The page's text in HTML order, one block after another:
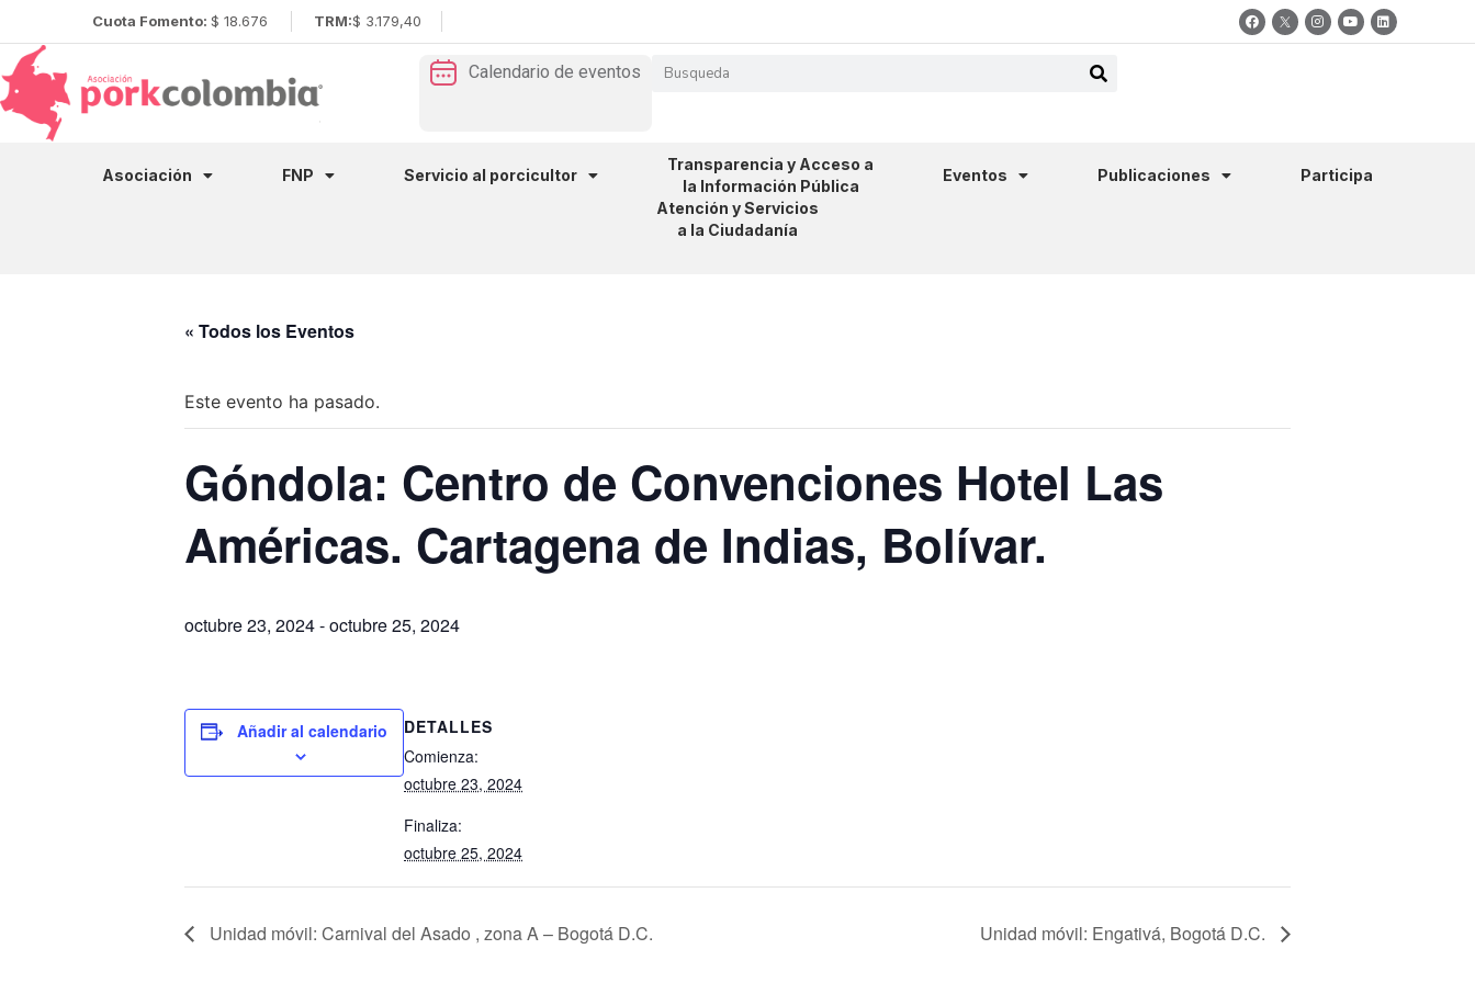
Cuota Fomento: $ 18.676 TRM:$ 3.179,40
Calendario de eventos
Asociación FNP Servicio al porcicultor
Transparencia y Acceso a
la Información Pública
Eventos Publicaciones
Participa
Atención y Servicios
a la Ciudadanía
« Todos los Eventos
Este evento ha pasado.
Góndola: Centro de Convenciones Hotel Las
Américas. Cartagena de Indias, Bolívar.
octubre 23, 2024-octubre 25, 2024
Añadir al calendario
DETALLES
Comienza:
octubre 23, 2024
Finaliza:
octubre 25, 2024
Unidad móvil: Carnival del Asado , zona A – Bogotá D.C. Unidad móvil: Engativá, Bogotá D.C.